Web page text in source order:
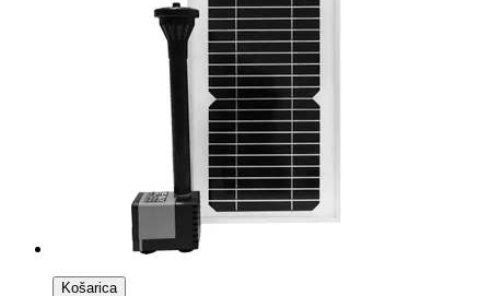
Košarica